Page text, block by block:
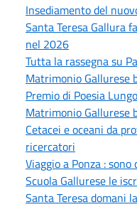
Insediamento del
Santa Teresa Gallura
nel 2026
Tutta la rassegna su
Matrimonio Gallurese
Premio di Poesia
Matrimonio Gallurese
Cetacei e oceani da
ricercatori
Viaggio a Ponza :
Scuola Gallurese le
Santa Teresa domani